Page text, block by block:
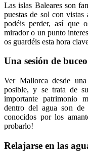
Las islas Baleares son
puestas de sol con
podéis perder, así que
mirador o un punto
os guardéis esta hora
Una sesión de buceo
Ver Mallorca desde
posible, y se trata de
importante patrimonio
dentro del agua son
conocidos por los
probarlo!
Relajarse en las